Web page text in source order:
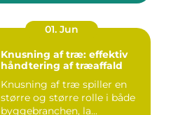
01. Jun
Knusning af træ: effektiv
håndtering af træaffald
Knusning af træ spiller en
større og større rolle i både
byggebranchen, la...